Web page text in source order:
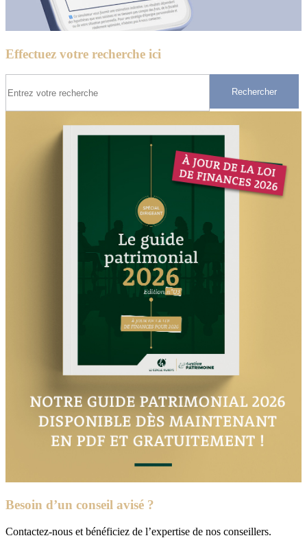
Effectuez votre recherche ici
Besoin d’un conseil avisé ?
Contactez-nous et bénéficiez de l’expertise de nos conseillers.